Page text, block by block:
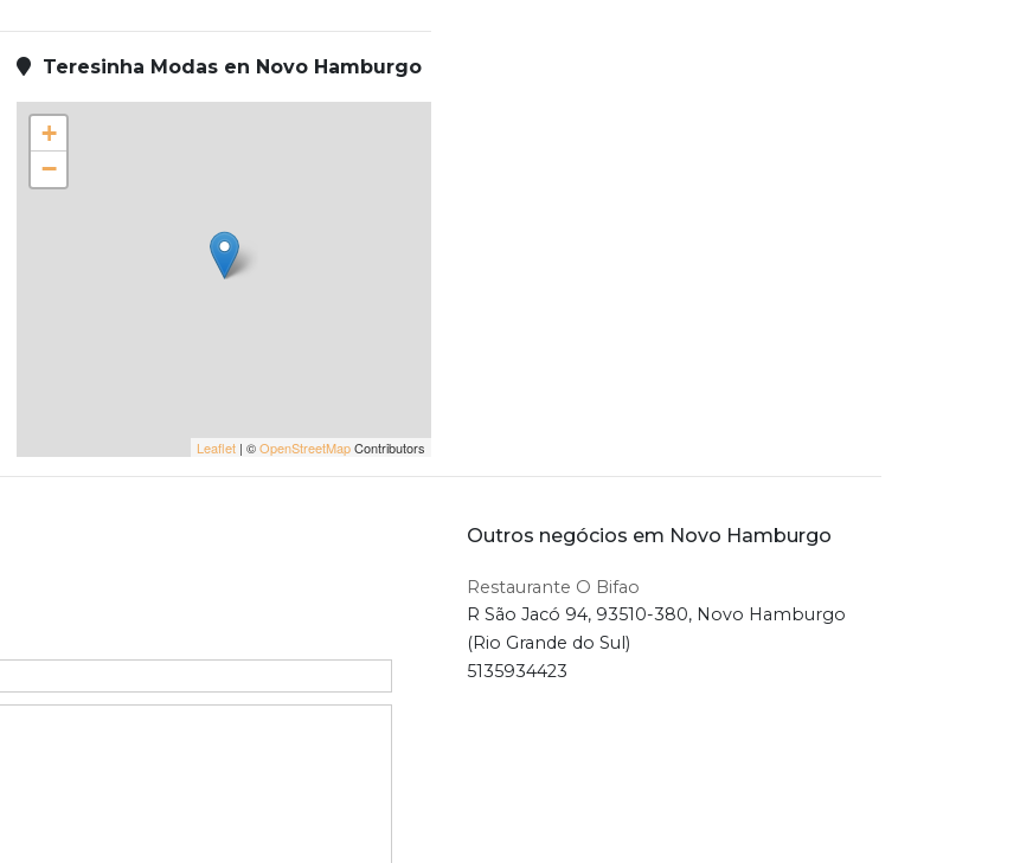
Teresinha Modas en Novo Hamburgo
+
−
Leaflet | ©OpenStreetMapContributors
Outros negócios em Novo Hamburgo
Restaurante O Bifao
R São Jacó 94, 93510-380, Novo Hamburgo
(Rio Grande do Sul)
5135934423